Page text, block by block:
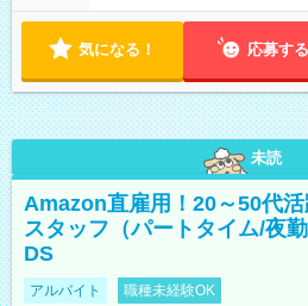
気になる！ 応募する
未読
Amazon直雇用！20～50代
スタッフ（パートタイム/夜
DS
アルバイト 職種未経験OK